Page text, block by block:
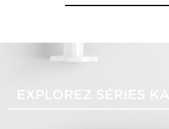
EXPLOREZ SÉRIES